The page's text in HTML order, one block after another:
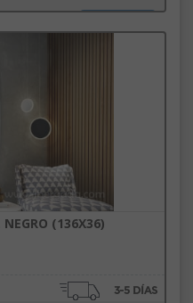
NEGRO (136X36)